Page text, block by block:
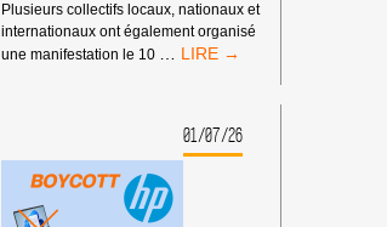
Plusieurs collectifs locaux, nationaux et
internationaux ont également organisé
une manifestation le 10
BOYCOTT
FÉDÉRATION
ISRAÉLIENNE
01/07/26